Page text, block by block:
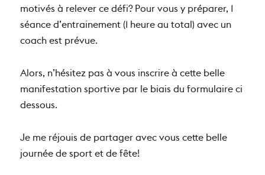
motivés à relever ce défi? Pour vous y préparer, 1
séance d’entrainement (1 heure au total) avec un
coach est prévue.
Alors, n’hésitez pas à vous inscrire à cette belle
manifestation sportive par le biais du formulaire ci
dessous.
Je me réjouis de partager avec vous cette belle
journée de sport et de fête!